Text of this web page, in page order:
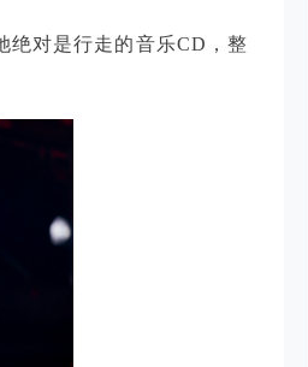
绝对是行走的音乐CD，整